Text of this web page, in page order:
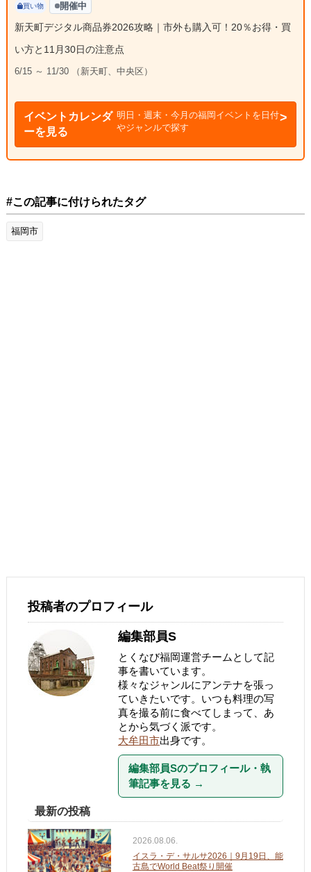
買い物 開催中
新天町デジタル商品券2026攻略｜市外も購入可！20％お得・買
い方と11月30日の注意点
6/15 ～ 11/30 （新天町、中央区）
イベントカレンダ
ーを見る
明日・週末・今月の福岡イベントを日付
やジャンルで探す
#この記事に付けられたタグ
福岡市
投稿者のプロフィール
編集部員S
とくなび福岡運営チームとして記
事を書いています。
様々なジャンルにアンテナを張っ
ていきたいです。いつも料理の写
真を撮る前に食べてしまって、あ
とから気づく派です。
大牟田市出身です。
編集部員Sのプロフィール・執
筆記事を見る →
最新の投稿
2026.08.06.
イスラ・デ・サルサ2026｜9月19日、能
古島でWorld Beat祭り開催